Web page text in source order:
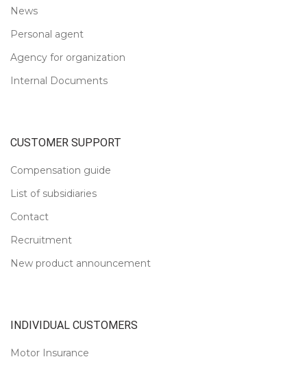
News
Personal agent
Agency for organization
Internal Documents
CUSTOMER SUPPORT
Compensation guide
List of subsidiaries
Contact
Recruitment
New product announcement
INDIVIDUAL CUSTOMERS
Motor Insurance